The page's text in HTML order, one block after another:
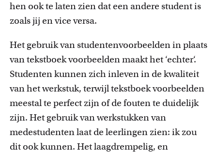
hen ook te laten zien dat een andere student is
zoals jij enviceversa.
Het gebruik van studentenvoorbeelden in plaats
van tekstboek voorbeelden maakt het ‘echter‘.
Studentenkunnen zich inleven in de kwaliteit
van het werkstuk, terwijl tekstboek voorbeelden
meestal te perfect zijn of de fouten te duidelijk
zijn. Het gebruik van werkstukken van
medestudentenlaat de leerlingen zien: ik zou
dit ook kunnen. Het laagdrempelig, en